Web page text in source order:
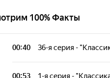
100% Факты
00:40 36-я серия -
Первая
00:53 1-я серия -